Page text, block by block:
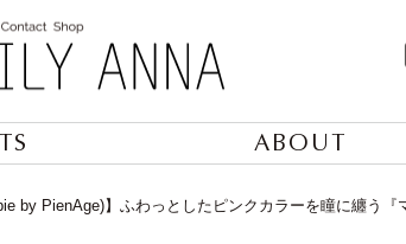
ABOUT
by PienAge)】ふわっとしたピンクカラーを瞳に纏う